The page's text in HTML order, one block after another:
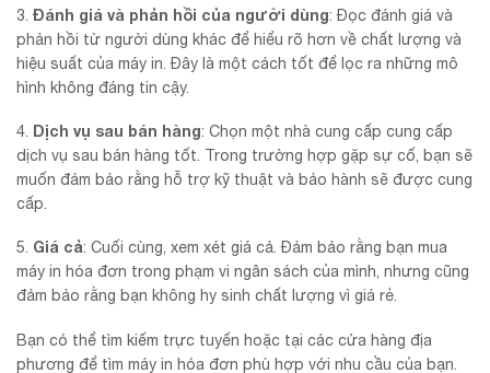
3. Đánh giá và phản hồi của người dùng: Đọc đánh giá và
phản hồi từ người dùng khác để hiểu rõ hơn về chất lượng và
hiệu suất của máy in. Đây là một cách tốt để lọc ra những mô
hình không đáng tin cậy.
4. Dịch vụ sau bán hàng: Chọn một nhà cung cấp cung cấp
dịch vụ sau bán hàng tốt. Trong trường hợp gặp sự cố, bạn sẽ
muốn đảm bảo rằng hỗ trợ kỹ thuật và bảo hành sẽ được cung
cấp.
5. Giá cả: Cuối cùng, xem xét giá cả. Đảm bảo rằng bạn mua
máy in hóa đơn trong phạm vi ngân sách của mình, nhưng cũng
đảm bảo rằng bạn không hy sinh chất lượng vì giá rẻ.
Bạn có thể tìm kiếm trực tuyến hoặc tại các cửa hàng địa
phương để tìm máy in hóa đơn phù hợp với nhu cầu của bạn.